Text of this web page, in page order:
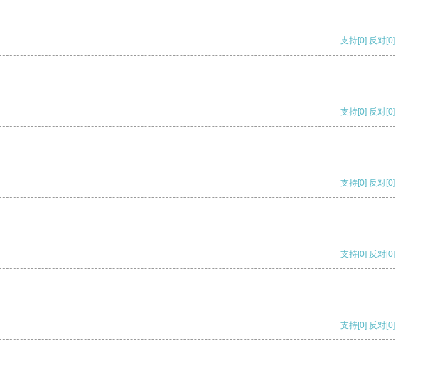
支持[0] 反对[0]
支持[0] 反对[0]
支持[0] 反对[0]
支持[0] 反对[0]
支持[0] 反对[0]